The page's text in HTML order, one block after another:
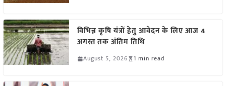
विभिन्न कृषि यंत्रों हेतु आवेदन के लिए आज 4
अगस्त तक अंतिम तिथि
August 5, 2026 1 min read